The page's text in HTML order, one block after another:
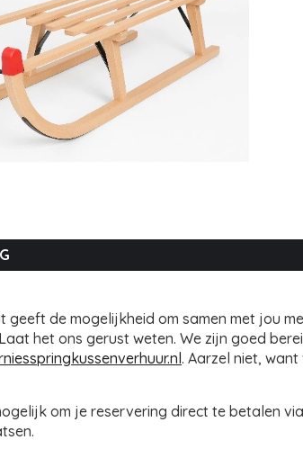
geeft de mogelijkheid om samen met jou
het ons gerust weten. We zijn goed
. Aarzel niet,
om je reservering direct te betalen